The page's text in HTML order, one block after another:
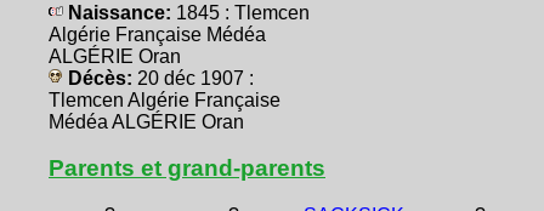
Naissance: 1845 : Tlemcen
Algérie Française Médéa
ALGÉRIE Oran
Décès: 20 déc 1907 :
Tlemcen Algérie Française
Médéa ALGÉRIE Oran
Parents et grand-parents